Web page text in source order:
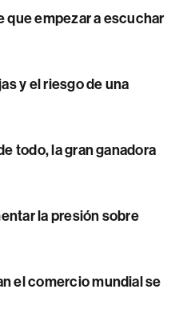
que empezar a escuchar
y el riesgo de una
todo, la gran ganadora
la presión sobre
el comercio mundial se